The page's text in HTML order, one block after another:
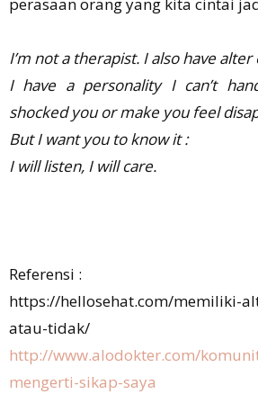
perasaan orang yang kita cintai
I’m not a therapist. I also have alter
I have a personality I can’t
shocked you or make you feel
But I want you to know it :
I will listen, I will care.
Referensi :
https://hellosehat.com/memiliki-
atau-tidak/
http://www.alodokter.com/
mengerti-sikap-saya